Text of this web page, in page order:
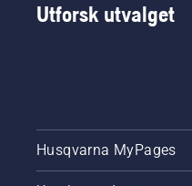
aller
Utforsk utvalget
Husqvarna MyPages